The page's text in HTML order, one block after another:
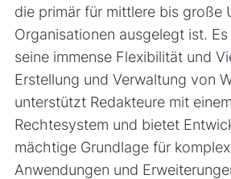
die primär für mittlere bis große
Organisationen ausgelegt ist.
seine immense Flexibilität und
Erstellung und Verwaltung von
unterstützt Redakteure mit
Rechtesystem und bietet
mächtige Grundlage für
Anwendungen und